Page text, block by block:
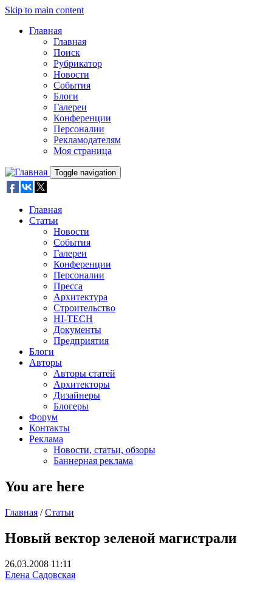
Skip to main content
Главная
Главная
Поиск
Рубрикатор
Новости
События
Блоги
Галереи
Конференции
Персоналии
Рекламодателям
Моя страница
Toggle navigation
Главная
Статьи
Новости
События
Галереи
Конференции
Персоналии
Пресса
Архитектура
Строительство
HI-TECH
Документы
Предприятия
Блоги
Авторы
Авторы статей
Архитекторы
Дизайнеры
Блогеры
Форум
Контакты
Реклама
Новости, статьи, обзоры
Баннерная реклама
You are here
Главная / Статьи
Новый вектор зеленой магистрали
26.03.2008 11:11
Елена Садовская